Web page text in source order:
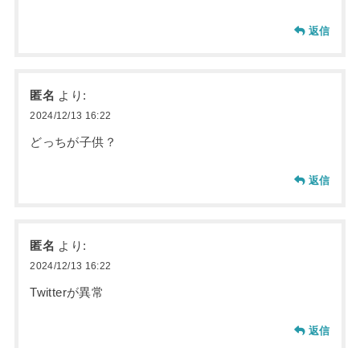
返信
匿名 より:
2024/12/13 16:22
どっちが子供？
返信
匿名 より:
2024/12/13 16:22
Twitterが異常
返信